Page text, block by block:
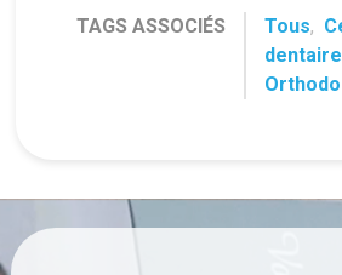
TAGS ASSOCIÉS Tous,